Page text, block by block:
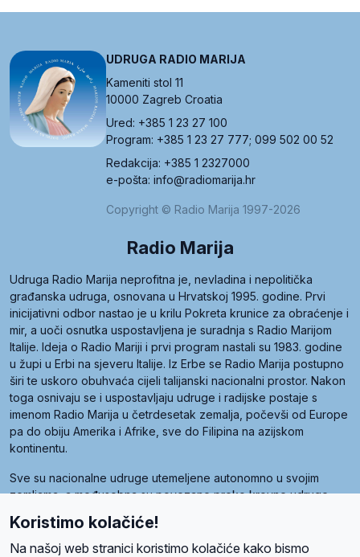
UDRUGA RADIO MARIJA
Kameniti stol 11
10000 Zagreb Croatia
Ured: +385 1 23 27 100
Program: +385 1 23 27 777; 099 502 00 52
Redakcija: +385 1 2327000
e-pošta: info@radiomarija.hr
Copyright © Radio Marija 1997-2026
Radio Marija
Udruga Radio Marija neprofitna je, nevladina i nepolitička
građanska udruga, osnovana u Hrvatskoj 1995. godine. Prvi
inicijativni odbor nastao je u krilu Pokreta krunice za obraćenje i
mir, a uoči osnutka uspostavljena je suradnja s Radio Marijom
Italije. Ideja o Radio Mariji i prvi program nastali su 1983. godine
u župi u Erbi na sjeveru Italije. Iz Erbe se Radio Marija postupno
širi te uskoro obuhvaća cijeli talijanski nacionalni prostor. Nakon
toga osnivaju se i uspostavljaju udruge i radijske postaje s
imenom Radio Marija u četrdesetak zemalja, počevši od Europe
pa do obiju Amerika i Afrike, sve do Filipina na azijskom
kontinentu.
Sve su nacionalne udruge utemeljene autonomno u svojim
zemljama, a međusobna su povezane preko krovne udruge
Radio Maria). Svjetsku obitelj utemeljilo je sedam članica, među
kojima je i hrvatska Udruga Radio Marija.
Koristimo kolačiće!
Na našoj web stranici koristimo kolačiće kako bismo